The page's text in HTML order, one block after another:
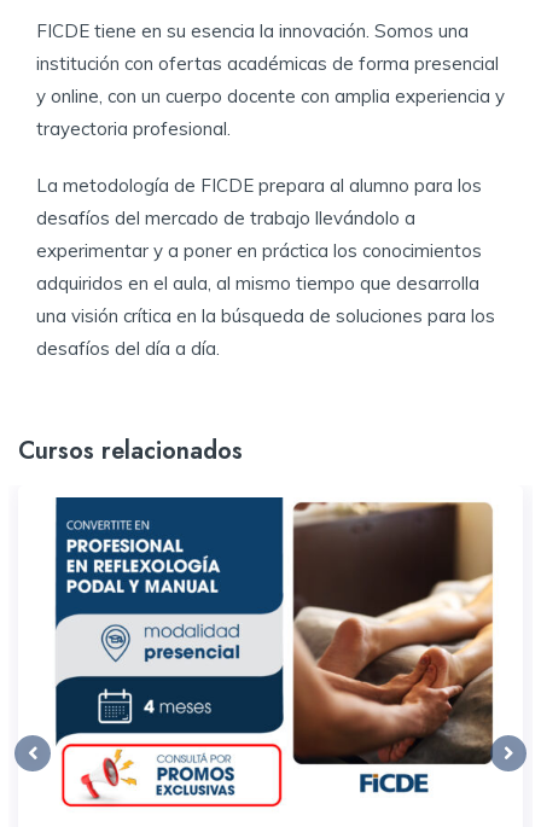
Requisitos de la silla del operador y del asistente.
El sillón dental y sus componentes.
Condiciones ambientales del consultorio.
Materiales dentales. Generalidades.
Exodoncia. Tipos según sus complicaciones
Ambiente quirúrgico
quirúrgico
Deberes y derechos del Asistente Odontológico
Vestimenta de la mesa para intervenciones
Vestimenta del paciente
Maniobras quirúrgicas básicas: diéresis, exéresis
y síntesis
Maniobras quirúrgicas complementarias:
separación, hemostasia, drenajes, punción, biopsia
Instrumental quirúrgico general
Pinzas o fórceps para maxilar superior e inferior
Elevadores
Mantenimiento y controles.
Estado emocional del paciente: dolor, miedo,
ansiedad.
Adolescente actual: un paciente difícil o un
incomprendido.
​FICDE tiene en su esencia la innovación. Somos una
institución con ofertas académicas de forma presencial
y online, con un cuerpo docente con amplia experiencia y
trayectoria profesional.​​
​La metodología de FICDE prepara al alumno para los
desafíos del mercado de trabajo llevándolo a
experimentar y a poner en práctica los conocimientos
adquiridos en el aula, al mismo tiempo que desarrolla
una visión crítica en la búsqueda de soluciones para los
desafíos del día a día.​
Cursos relacionados